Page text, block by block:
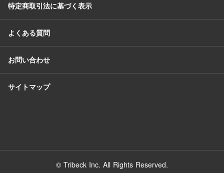
特定商取引法に基づく表示
よくある質問
お問い合わせ
サイトマップ
© Tribeck Inc. All Rights Reserved.